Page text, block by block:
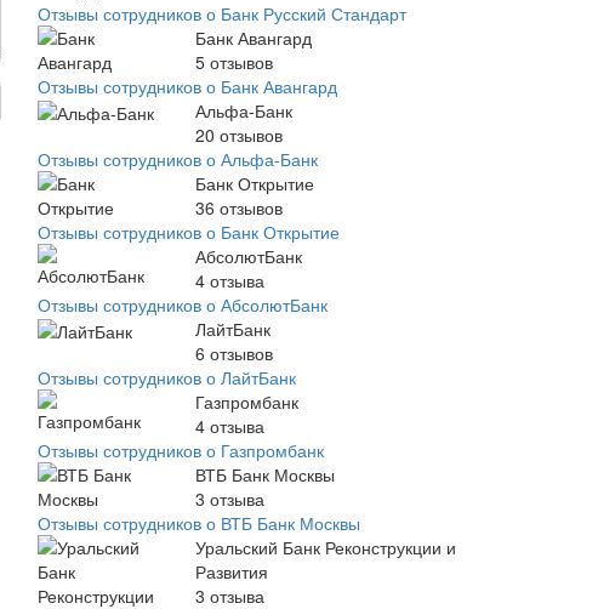
Отзывы сотрудников о Банк Русский Стандарт
Банк Авангард
5 отзывов
Отзывы сотрудников о Банк Авангард
Альфа-Банк
20 отзывов
Отзывы сотрудников о Альфа-Банк
Банк Открытие
36 отзывов
Отзывы сотрудников о Банк Открытие
АбсолютБанк
4 отзыва
Отзывы сотрудников о АбсолютБанк
ЛайтБанк
6 отзывов
Отзывы сотрудников о ЛайтБанк
Газпромбанк
4 отзыва
Отзывы сотрудников о Газпромбанк
ВТБ Банк Москвы
3 отзыва
Отзывы сотрудников о ВТБ Банк Москвы
Уральский Банк Реконструкции и
Развития
3 отзыва